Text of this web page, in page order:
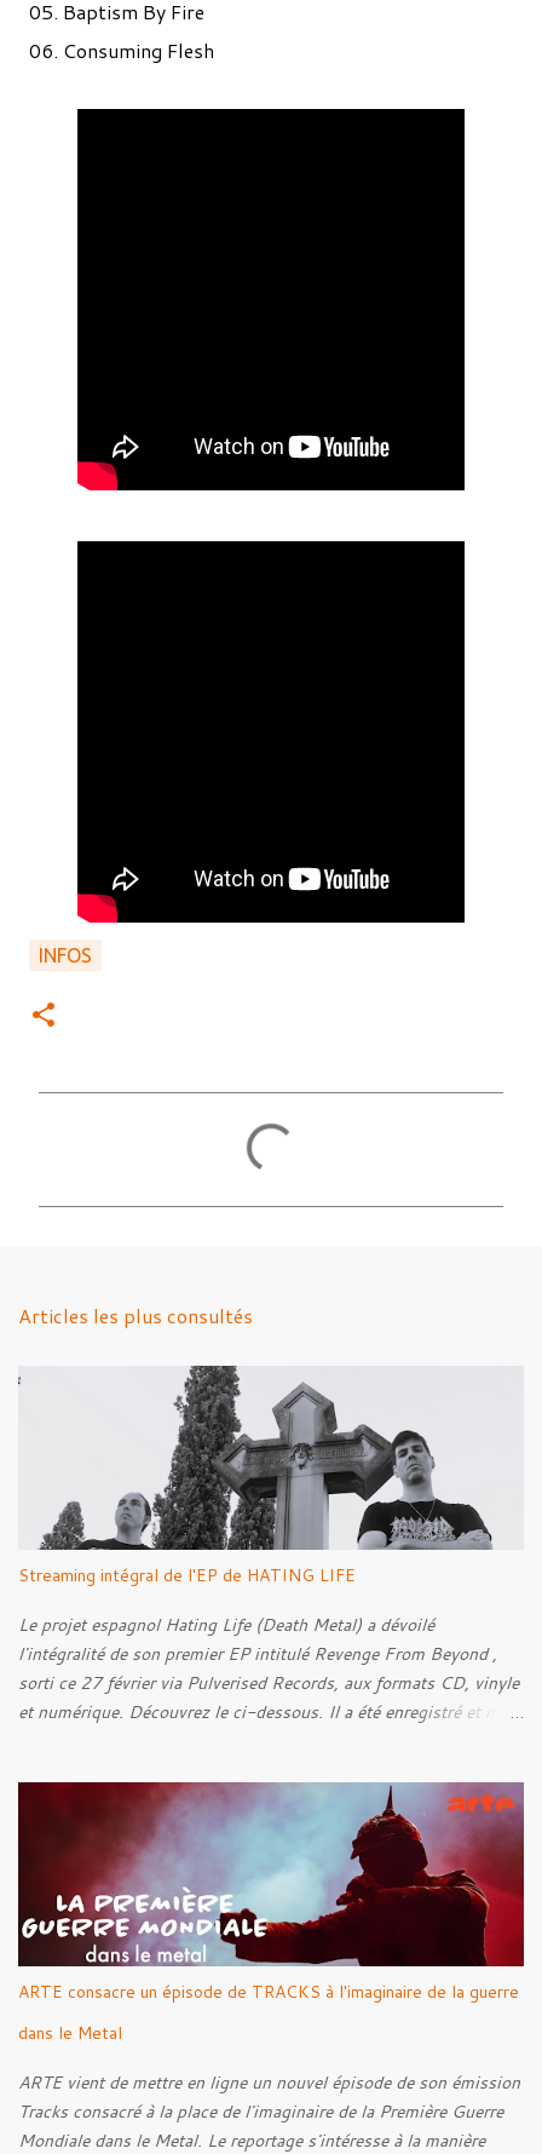
05. Baptism By Fire
06. Consuming Flesh
INFOS
Articles les plus consultés
Streaming intégral de l'EP de HATING LIFE
Le projet espagnol Hating Life (Death Metal) a dévoilé
l'intégralité de son premier EP intitulé Revenge From Beyond ,
sorti ce 27 février via Pulverised Records, aux formats CD, vinyle
et numérique. Découvrez le ci-dessous. Il a été enregistré et mixé
Rebellion Against The Vile 05. Revenge From Beyond 06. The
Sense Of Fear
ARTE consacre un épisode de TRACKS à l'imaginaire de la guerre
dans le Metal
ARTE vient de mettre en ligne un nouvel épisode de son émission
Tracks consacré à la place de l'imaginaire de la Première Guerre
Mondiale dans le Metal. Le reportage s'intéresse à la manière